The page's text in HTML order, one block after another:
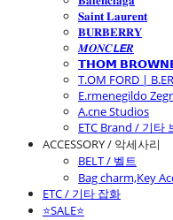
𝐒𝐚𝐢𝐧𝐭 𝐋𝐚𝐮𝐫𝐞𝐧𝐭
𝐁𝐔𝐑𝐁𝐄𝐑𝐑𝐘
𝑴𝑶𝑵𝑪𝙇𝙀𝑹
𝗧𝗛𝗢𝗠
T.OM FORD |
E.rmenegildo
A.cne Studios
ETC Brand / 기타
ACCESSORY / 악세사리
BELT / 벨트
Bag charm,Key
ETC / 기타 잡화
⭐SALE⭐